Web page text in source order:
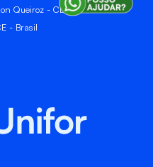
Queiroz - CEP 60811-905 -
- Brasil